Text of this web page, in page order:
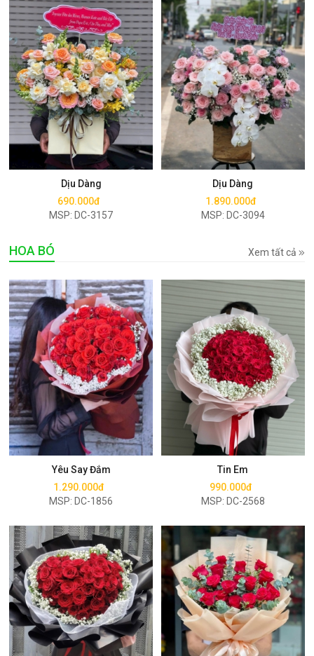
Dịu Dàng
690.000đ
MSP: DC-3157
Mua ngay
Dịu Dàng
1.890.000đ
MSP: DC-3094
Mua ngay
HOA BÓ Xem tất cả
Yêu Say Đắm
1.290.000đ
MSP: DC-1856
Mua ngay
Tin Em
990.000đ
MSP: DC-2568
Mua ngay